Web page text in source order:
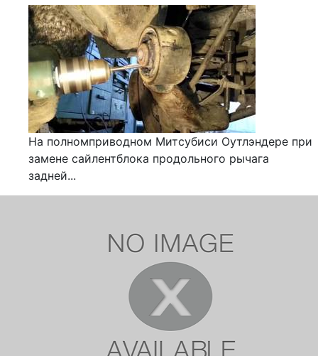
На полномприводном Митсубиси Оутлэндере при
замене сайлентблока продольного рычага
задней...